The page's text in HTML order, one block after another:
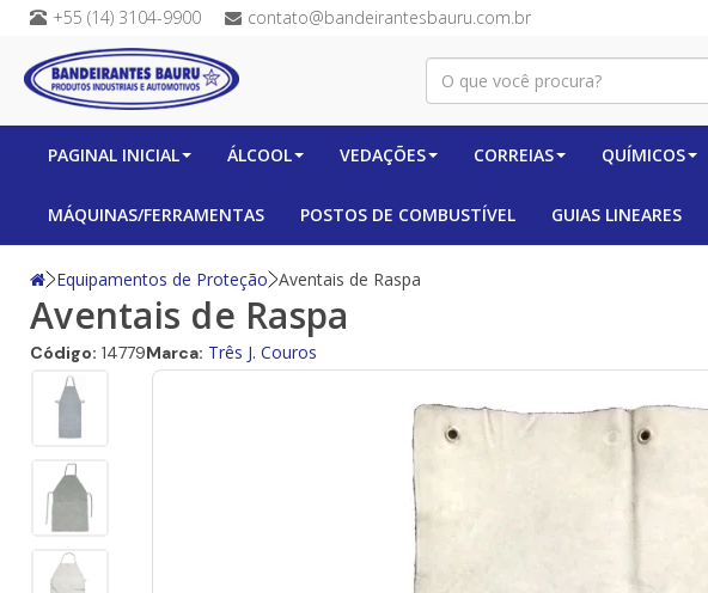
+55 (14) 3104-9900 contato@bandeirantesbauru.com.br
PAGINAL INICIAL ÁLCOOL VEDAÇÕES CORREIAS QUÍMICOS
MÁQUINAS/FERRAMENTAS POSTOS DE COMBUSTÍVEL GUIAS LINEARES
Equipamentos de Proteção Aventais de Raspa
Aventais de Raspa
Código: 14779Marca: Três J. Couros